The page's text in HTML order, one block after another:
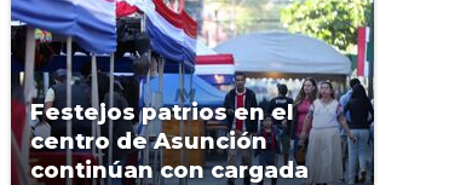
Festejos patrios en el
centro de Asunción
continúan con cargada